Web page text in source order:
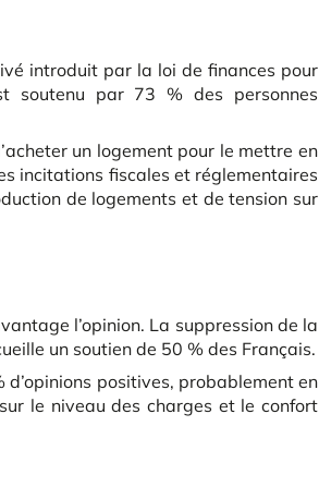
introduit par la loi de finances pour
soutenu par 73 % des personnes
un logement pour le mettre en
incitations fiscales et réglementaires
de logements et de tension sur
l’opinion. La suppression de la
un soutien de 50 % des Français.
positives, probablement en
le niveau des charges et le confort